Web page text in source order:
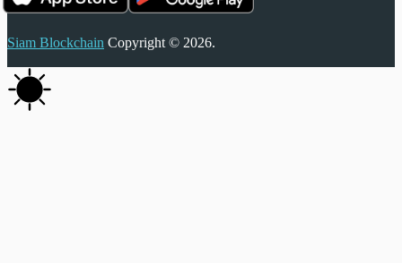
Siam Blockchain Copyright © 2026.